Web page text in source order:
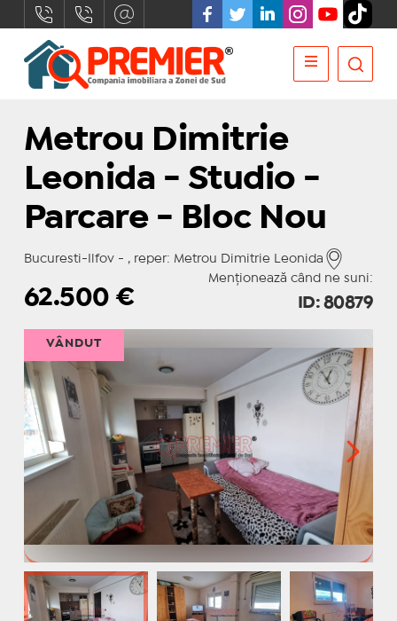
Metrou Dimitrie
Leonida - Studio -
Parcare - Bloc Nou
Bucuresti-Ilfov - , reper: Metrou Dimitrie Leonida
Menționează când ne suni:
62.500€ ID: 80879
VÂNDUT